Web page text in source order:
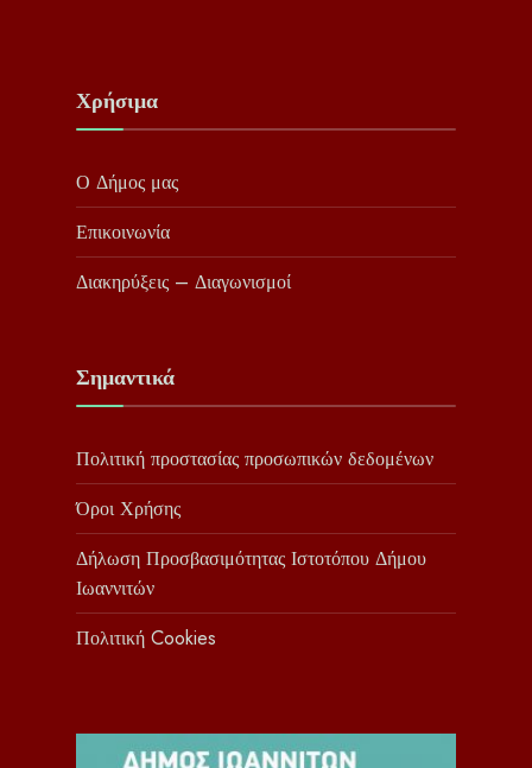
Χρήσιμα
Ο Δήμος μας
Επικοινωνία
Διακηρύξεις – Διαγωνισμοί
Σημαντικά
Πολιτική προστασίας προσωπικών δεδομένων
Όροι Χρήσης
Δήλωση Προσβασιμότητας Ιστοτόπου Δήμου
Ιωαννιτών
Πολιτική Cookies